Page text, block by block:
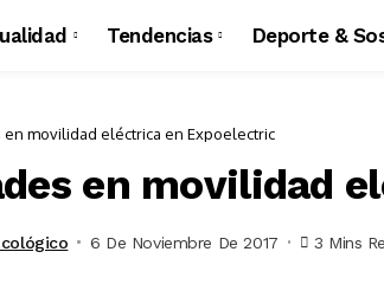
Tendencias Deporte &
en movilidad eléctrica en Expoelectric
en movilidad
6 De Noviembre De 2017 3 Mins